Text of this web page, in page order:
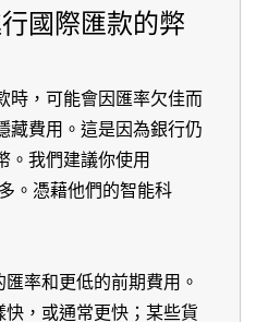
國際匯款的弊
時，可能會因匯率欠佳而
藏費用。這是因為銀行仍
。我們建議你使用
。憑藉他們的智能科
率和更低的前期費用。
快，或通常更快；某些貨